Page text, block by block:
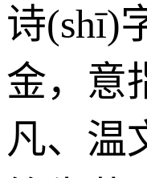
诗(shī)
金，意
凡、温